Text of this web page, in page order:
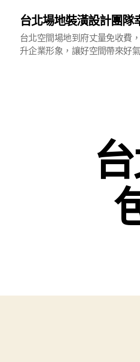
台北場地裝潢設計團隊
台北空間場地到府丈量免收費
升企業形象，讓好空間帶來好